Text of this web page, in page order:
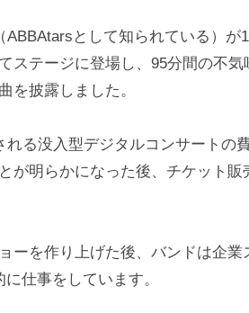
として知られている）が
ステージに登場し、95分間の不
を披露しました。
る没入型デジタルコンサートの
が明らかになった後、チケット販
ーを作り上げた後、バンドは企業
仕事をしています。